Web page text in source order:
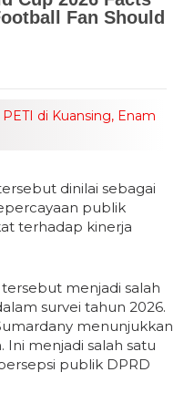
di Kuansing, Enam
dinilai sebagai
publik
terhadap kinerja
menjadi salah
survei tahun 2026.
menunjukkan
menjadi salah satu
publik DPRD